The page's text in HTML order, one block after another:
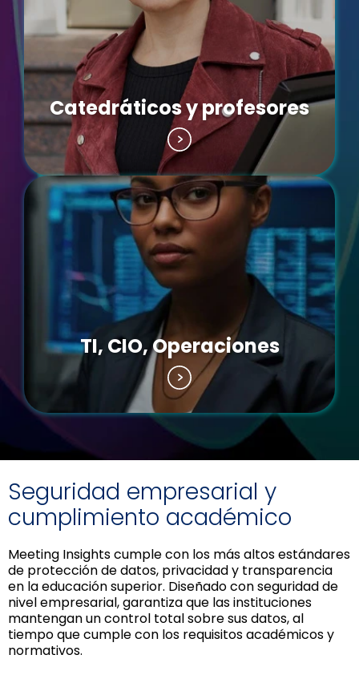
Catedráticos y profesores
TI, CIO, Operaciones
Seguridad empresarial y
cumplimiento académico
Meeting Insights cumple con los más altos estándares
de protección de datos, privacidad y transparencia
en la educación superior. Diseñado con seguridad de
nivel empresarial, garantiza que las instituciones
mantengan un control total sobre sus datos, al
tiempo que cumple con los requisitos académicos y
normativos.